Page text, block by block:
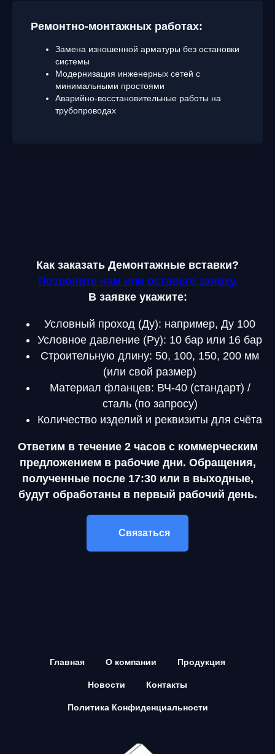
Ремонтно-монтажных работах:
Замена изношенной арматуры без остановки
системы
Модернизация инженерных сетей с
минимальными простоями
Аварийно-восстановительные работы на
трубопроводах
Как заказать Демонтажные вставки?
Позвоните нам или оставьте заявку.
В заявке укажите:
Условный проход (Ду): например, Ду 100
Условное давление (Ру): 10 бар или 16 бар
Строительную длину: 50, 100, 150, 200 мм
(или свой размер)
Материал фланцев: ВЧ-40 (стандарт) /
сталь (по запросу)
Количество изделий и реквизиты для счёта
Ответим в течение 2 часов с коммерческим
предложением в рабочие дни. Обращения,
полученные после 17:30 или в выходные,
будут обработаны в первый рабочий день.
Связаться
Главная О компании Продукция
Новости Контакты
Политика Конфиденциальности